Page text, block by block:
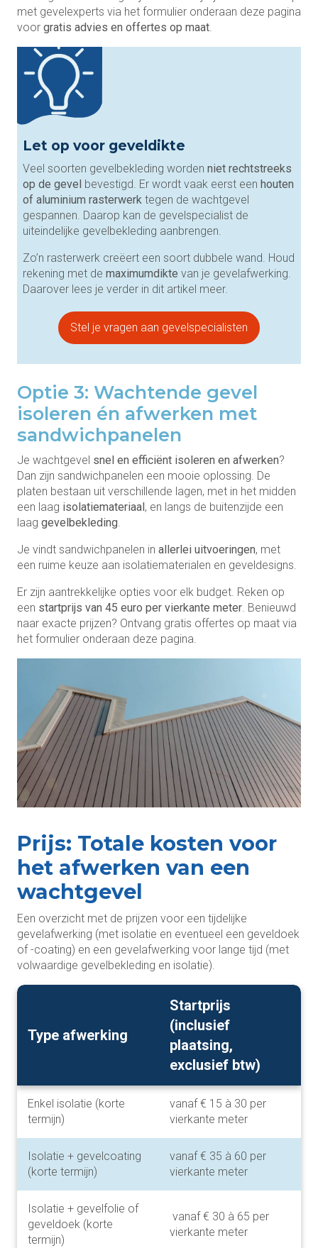
met gevelexperts via het formulier onderaan deze pagina
voor gratis advies en offertes op maat.
Let op voor geveldikte
Veel soorten gevelbekleding worden niet rechtstreeks
op de gevel bevestigd. Er wordt vaak eerst een houten
of aluminium rasterwerk tegen de wachtgevel
gespannen. Daarop kan de gevelspecialist de
uiteindelijke gevelbekleding aanbrengen.
Zo’n rasterwerk creëert een soort dubbele wand. Houd
rekening met de maximumdikte van je gevelafwerking.
Daarover lees je verder in dit artikel meer.
Stel je vragen aan gevelspecialisten
Optie 3: Wachtende gevel
isoleren én afwerken met
sandwichpanelen
Je wachtgevel snel en efficiënt isoleren en afwerken?
Dan zijn sandwichpanelen een mooie oplossing. De
platen bestaan uit verschillende lagen, met in het midden
een laag isolatiemateriaal , en langs de buitenzijde een
laag gevelbekleding.
Je vindt sandwichpanelen in allerlei uitvoeringen, met
een ruime keuze aan isolatiematerialen en geveldesigns.
Er zijn aantrekkelijke opties voor elk budget. Reken op
een startprijs van 45 euro per vierkante meter. Benieuwd
naar exacte prijzen? Ontvang gratis offertes op maat via
het formulier onderaan deze pagina.
Prijs: Totale kosten voor
het afwerken van een
wachtgevel
Een overzicht met de prijzen voor een tijdelijke
gevelafwerking (met isolatie en eventueel een geveldoek
of -coating) en een gevelafwerking voor lange tijd (met
volwaardige gevelbekleding en isolatie).
Type afwerking
Startprijs
(inclusief
plaatsing,
exclusief btw)
Enkel isolatie (korte
termijn)
vanaf € 15 à 30 per
vierkante meter
Isolatie + gevelcoating
(korte termijn)
vanaf € 35 à 60 per
vierkante meter
Isolatie + gevelfolie of
geveldoek (korte
termijn)
vanaf € 30 à 65 per
vierkante meter